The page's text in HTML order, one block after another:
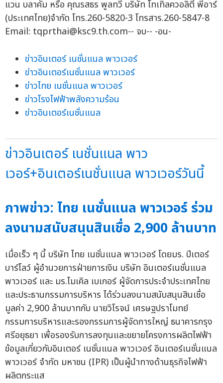
แวน บลาคัม หรือ คุณรสธร พูลทวี บริษัท โทเทิลควอลิตี้ พีอาร์
(ประเทศไทย)จำกัด โทร.260-5820-3 โทรสาร.260-5847-8
Email: tqprthai@ksc9.th.com-- จบ-- -อน-
ข่าวอินเตอร์ เนชั่นแนล พาวเวอร์
ข่าวอินเตอร์เนชั่นแนล พาวเวอร์
ข่าวไทย เนชั่นแนล พาวเวอร์
ข่าวโรงไฟฟ้าพลังความร้อน
ข่าวอินเตอร์เนชั่นแนล
ข่าวอินเตอร์ เนชั่นแนล พาว
เวอร์+อินเตอร์เนชั่นแนล พาวเวอร์วันนี้
ภาพข่าว: ไทย เนชั่นแนล พาวเวอร์ ร่วม
ลงนามสนับสนุนสินเชื่อ 2,900 ล้านบาท
เมื่อเร็ว ๆ นี้ บริษัท ไทย เนชั่นแนล พาวเวอร์ โดยมร. ปีเตอร์
บาร์โลว์ ผู้อำนวยการฝ่ายการเงิน บริษัท อินเตอร์เนชั่นแนล
พาวเวอร์ และ มร.ไมเคิล เบเกอร์ ผู้จัดการประจำประเทศไทย
และประธานกรรมการบริหาร ได้ร่วมลงนามสนับสนุนสินเชื่อ
มูลค่า 2,900 ล้านบาทกับ นายวิโรจน์ เศรษฐปราโมทย์
กรรมการบริหารและรองกรรมการผู้จัดการใหญ่ ธนาคารกรุง
ศรีอยุธยา เพื่อรองรับการลงทุนและขยายโครงการผลิตไฟฟ้า
ข้อมูลเกี่ยวกับอินเตอร์ เนชั่นแนล พาวเวอร์ อินเตอร์เนชั่นแนล
พาวเวอร์ จำกัด มหาชน (IPR) เป็นผู้นำทางด้านธุรกิจไฟฟ้า
ผลิตกระแส